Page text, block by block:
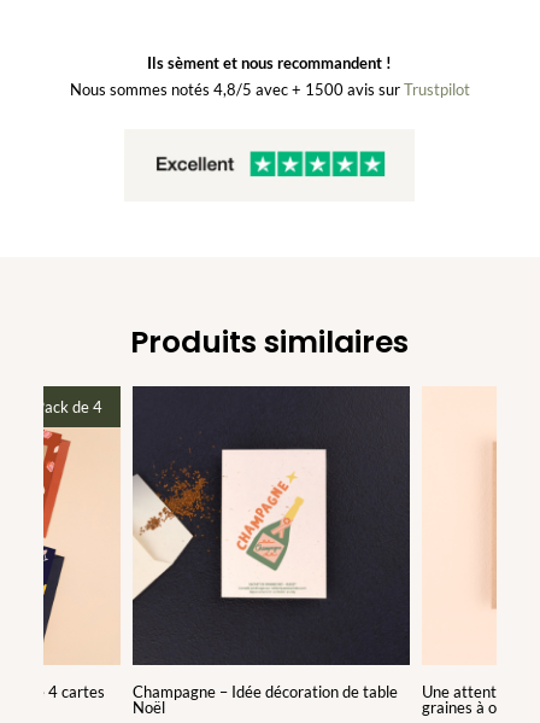
Ils sèment et nous recommandent !
Nous sommes notés 4,8/5 avec + 1500 avis surTrustpilot
Produits similaires
Pack de 4
de 4 cartes
Champagne – Idée décoration de table
Noël
Une attention à
graines à offrir